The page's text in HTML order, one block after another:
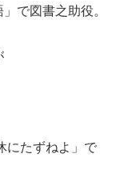
で図書之助役。
にたずねよ」で